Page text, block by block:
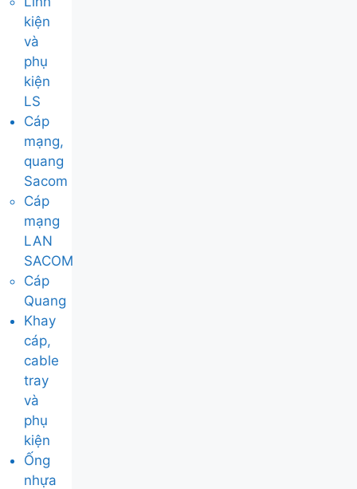
kiện
và
phụ
kiện
LS
Cáp
mạng,
quang
Sacom
Cáp
mạng
LAN
SACOM
Cáp
Quang
Khay
cáp,
cable
tray
và
phụ
kiện
Ống
nhựa